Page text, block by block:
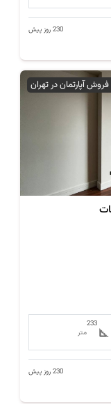
230 روز پیش
آپارتمان در تهران
233
متر
230 روز پیش